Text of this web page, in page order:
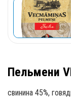
Пельмени
свинина 45%,